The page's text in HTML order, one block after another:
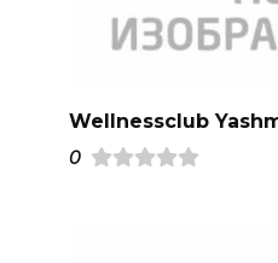
Wellnessclub
0